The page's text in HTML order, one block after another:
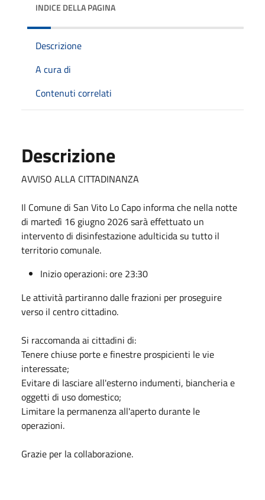
INDICE DELLA PAGINA
Descrizione
A cura di
Contenuti correlati
Descrizione
AVVISO ALLA CITTADINANZA
Il Comune di San Vito Lo Capo informa che nella notte
di martedì 16 giugno 2026 sarà effettuato un
intervento di disinfestazione adulticida su tutto il
territorio comunale.
Inizio operazioni: ore 23:30
Le attività partiranno dalle frazioni per proseguire
verso il centro cittadino.
Si raccomanda ai cittadini di:
Tenere chiuse porte e finestre prospicienti le vie
interessate;
Evitare di lasciare all'esterno indumenti, biancheria e
oggetti di uso domestico;
Limitare la permanenza all'aperto durante le
operazioni.
Grazie per la collaborazione.